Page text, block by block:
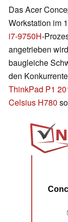
Das Acer
Workstation im
i7-9750H-
angetrieben
baugleiche
den
ThinkPad P1
Celsius H780